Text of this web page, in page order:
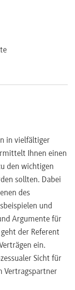
in vielfältiger
Ihnen einen
den wichtigen
sollten. Dabei
des
und
Argumente für
der Referent
ein.
Sicht für
Vertragspartner